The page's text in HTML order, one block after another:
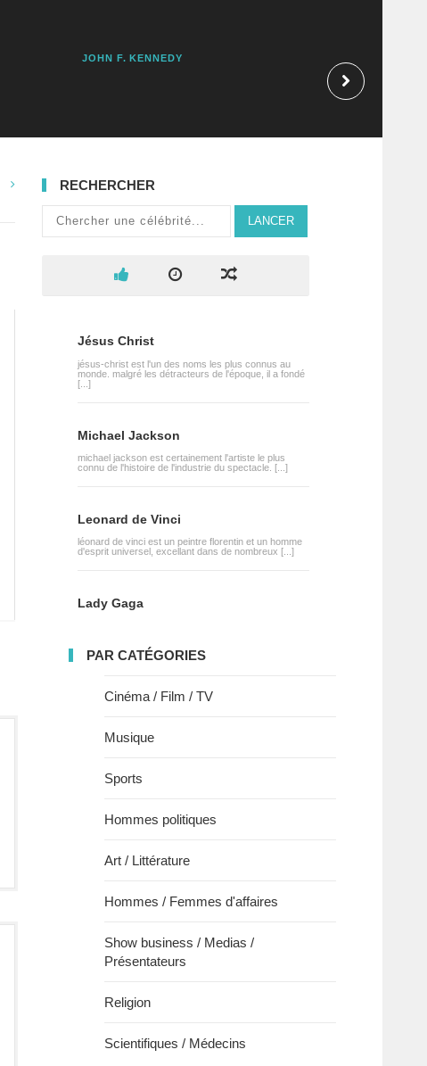
JOHN F. KENNEDY
RECHERCHER
LANCER
Jésus Christ
jésus-christ est l'un des noms les plus connus au
monde. malgré les détracteurs de l'époque, il a fondé
[...]
Michael Jackson
michael jackson est certainement l'artiste le plus
connu de l'histoire de l'industrie du spectacle. [...]
Leonard de Vinci
léonard de vinci est un peintre florentin et un homme
d'esprit universel, excellant dans de nombreux [...]
Lady Gaga
PAR CATÉGORIES
Cinéma / Film / TV
Musique
Sports
Hommes politiques
Art / Littérature
Hommes / Femmes d'affaires
Show business / Medias /
Présentateurs
Religion
Scientifiques / Médecins